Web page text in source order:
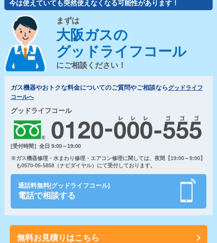
今は使えていても突然使えなくなる可能性があります！
まずは
大阪ガスの
グッドライフコール
にご相談ください！
ガス機器やおトクな料金についてのご質問やご相談ならグッドライフ
コールへ
グッドライフコール
[受付時間］全日 9:00～19:00
※ガス機器修理・水まわり修理・エアコン修理に関しては、夜間【19:00～9:00】
も0570-05-5858（ナビダイヤル）にて受付しております。
通話料無料(グッドライフコール)
電話で相談する
無料お見積りはこちら